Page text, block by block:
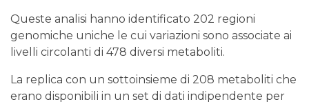
Queste analisi hanno identificato 202 regioni
genomiche uniche le cui variazioni sono associate ai
livelli circolanti di 478 diversi metaboliti.
La replica con un sottoinsieme di 208 metaboliti che
erano disponibili in un set di dati indipendente per